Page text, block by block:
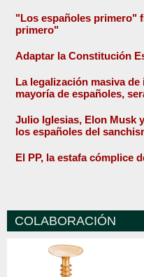
"Los españoles primero"
primero"
Adaptar la Constitución
La legalización masiva
mayoría de españoles,
Julio Iglesias, Elon Musk
los españoles del
El PP, la estafa cómplice
COLABORACIÓN